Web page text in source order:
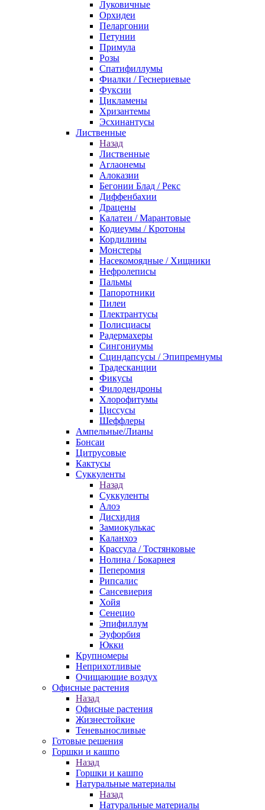
Луковичные
Орхидеи
Пеларгонии
Петунии
Примула
Розы
Спатифиллумы
Фиалки / Геснериевые
Фуксии
Цикламены
Хризантемы
Эсхинантусы
Лиственные
Назад
Лиственные
Аглаонемы
Алоказии
Бегонии Блад / Рекс
Диффенбахии
Драцены
Калатеи / Марантовые
Кодиеумы / Кротоны
Кордилины
Монстеры
Насекомоядные / Хищники
Нефролеписы
Пальмы
Папоротники
Пилеи
Плектрантусы
Полисциасы
Радермахеры
Сингониумы
Сциндапсусы / Эпипремнумы
Традесканции
Фикусы
Филодендроны
Хлорофитумы
Циссусы
Шеффлеры
Ампельные/Лианы
Бонсаи
Цитрусовые
Кактусы
Суккуленты
Назад
Суккуленты
Алоэ
Дисхидия
Замиокулькас
Каланхоэ
Крассула / Тостянковые
Нолина / Бокарнея
Пеперомия
Рипсалис
Сансевиерия
Хойя
Сенецио
Эпифиллум
Эуфорбия
Юкки
Крупномеры
Неприхотливые
Очищающие воздух
Офисные растения
Назад
Офисные растения
Жизнестойкие
Теневыносливые
Готовые решения
Горшки и кашпо
Назад
Горшки и кашпо
Натуральные материалы
Назад
Натуральные материалы